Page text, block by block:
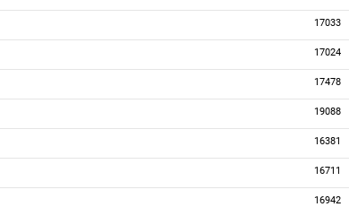
17033
17024
17478
19088
16381
16711
16942